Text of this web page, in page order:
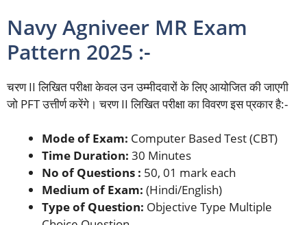
Navy Agniveer MR Exam
Pattern 2025 :-
चरण II लिखित परीक्षा केवल उन उम्मीदवारों के लिए आयोजित की जाएगी
जो PFT उत्तीर्ण करेंगे। चरण II लिखित परीक्षा का विवरण इस प्रकार है:-
Mode of Exam: Computer Based Test (CBT)
Time Duration: 30 Minutes
No of Questions : 50, 01 mark each
Medium of Exam: (Hindi/English)
Type of Question: Objective Type Multiple